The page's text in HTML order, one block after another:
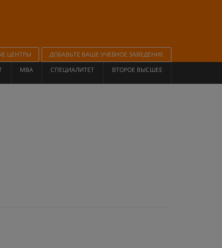
ЦЕНТРЫ
ДОБАВЬТЕ ВАШЕ УЧЕБНОЕ ЗАВЕДЕНИЕ
MBA СПЕЦИАЛИТЕТ ВТОРОЕ ВЫСШЕЕ